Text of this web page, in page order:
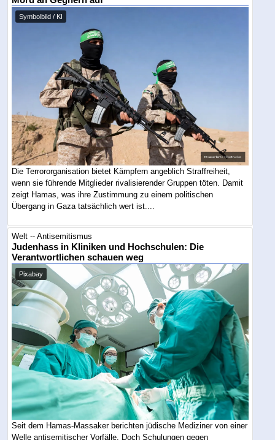
Symbolbild / KI
Die Terrororganisation bietet Kämpfern angeblich Straffreiheit,
wenn sie führende Mitglieder rivalisierender Gruppen töten. Damit
zeigt Hamas, was ihre Zustimmung zu einem politischen
Übergang in Gaza tatsächlich wert ist....
Welt -- Antisemitismus
Judenhass in Kliniken und Hochschulen: Die
Verantwortlichen schauen weg
Pixabay
Seit dem Hamas-Massaker berichten jüdische Mediziner von einer
Welle antisemitischer Vorfälle. Doch Schulungen gegen